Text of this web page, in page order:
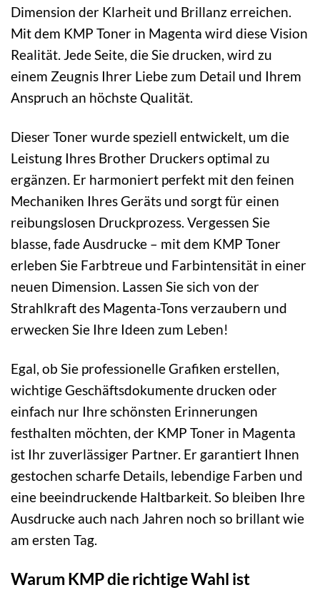
Dimension der Klarheit und Brillanz erreichen.
Mit dem KMP Toner in Magenta wird diese Vision
Realität. Jede Seite, die Sie drucken, wird zu
einem Zeugnis Ihrer Liebe zum Detail und Ihrem
Anspruch an höchste Qualität.
Dieser Toner wurde speziell entwickelt, um die
Leistung Ihres Brother Druckers optimal zu
ergänzen. Er harmoniert perfekt mit den feinen
Mechaniken Ihres Geräts und sorgt für einen
reibungslosen Druckprozess. Vergessen Sie
blasse, fade Ausdrucke – mit dem KMP Toner
erleben Sie Farbtreue und Farbintensität in einer
neuen Dimension. Lassen Sie sich von der
Strahlkraft des Magenta-Tons verzaubern und
erwecken Sie Ihre Ideen zum Leben!
Egal, ob Sie professionelle Grafiken erstellen,
wichtige Geschäftsdokumente drucken oder
einfach nur Ihre schönsten Erinnerungen
festhalten möchten, der KMP Toner in Magenta
ist Ihr zuverlässiger Partner. Er garantiert Ihnen
gestochen scharfe Details, lebendige Farben und
eine beeindruckende Haltbarkeit. So bleiben Ihre
Ausdrucke auch nach Jahren noch so brillant wie
am ersten Tag.
Warum KMP die richtige Wahl ist